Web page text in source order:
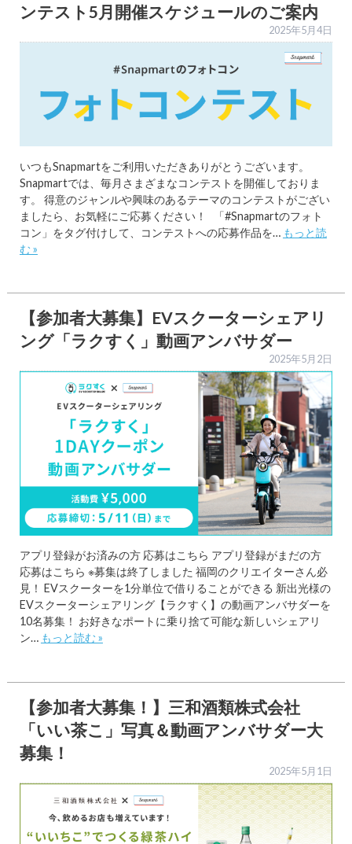
ンテスト5月開催スケジュールのご案内
2025年5月4日
いつもSnapmartをご利用いただきありがとうございます。
Snapmartでは、毎月さまざまなコンテストを開催しておりま
す。 得意のジャンルや興味のあるテーマのコンテストがござい
ましたら、お気軽にご応募ください！ 「#Snapmartのフォト
コン」をタグ付けして、コンテストへの応募作品を… もっと読
む »
【参加者大募集】EVスクーターシェアリ
ング「ラクすく」動画アンバサダー
2025年5月2日
アプリ登録がお済みの方 応募はこちら アプリ登録がまだの方
応募はこちら ※募集は終了しました 福岡のクリエイターさん必
見！ EVスクーターを1分単位で借りることができる 新出光様の
EVスクーターシェアリング【ラクすく】の動画アンバサダーを
10名募集！ お好きなポートに乗り捨て可能な新しいシェアリ
ン… もっと読む »
【参加者大募集！】三和酒類株式会社
「いい茶こ」写真＆動画アンバサダー大
募集！
2025年5月1日